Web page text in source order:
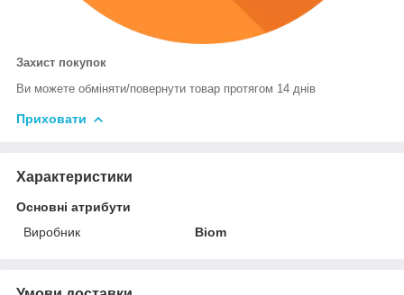
Захист покупок
Ви можете обміняти/повернути товар протягом 14 днів
Приховати
Характеристики
Основні атрибути
Виробник
Biom